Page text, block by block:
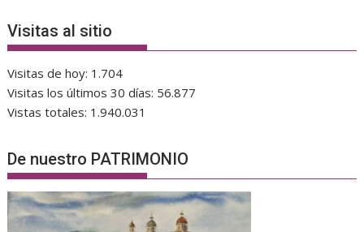
Visitas al sitio
Visitas de hoy: 1.704
Visitas los últimos 30 días: 56.877
Vistas totales: 1.940.031
De nuestro PATRIMONIO